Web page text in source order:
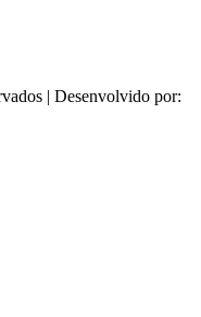
| Desenvolvido por: